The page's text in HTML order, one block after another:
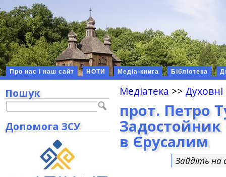
Про нас і наш сайт НОТИ Медіа-книга Бібліотека
Медіатека >>
прот. Петро
Задостойник
в Єрусалим
Зайдіть на
Пошук
Допомога ЗСУ